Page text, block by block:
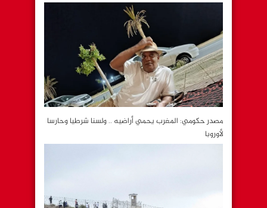
مصدر حكومي: المغرب يحمي أراضيه .. ولسنا شرطيا وحارسا
لأوروبا